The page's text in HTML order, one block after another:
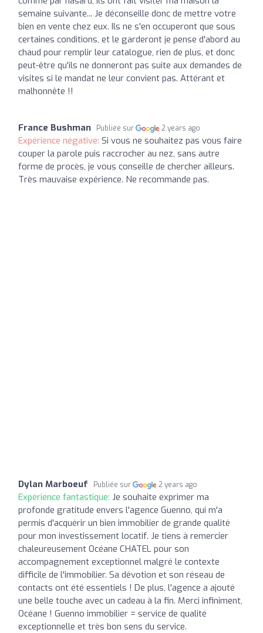
semaine suivante... Je déconseille donc de mettre votre
bien en vente chez eux. Ils ne s'en occuperont que sous
certaines conditions, et le garderont je pense d'abord au
chaud pour remplir leur catalogue, rien de plus, et donc
peut-être qu'ils ne donneront pas suite aux demandes de
visites si le mandat ne leur convient pas. Attérant et
malhonnête !!
France Bushman Publiée sur 2 years ago
Expérience négative: Si vous ne souhaitez pas vous faire
couper la parole puis raccrocher au nez, sans autre
forme de procès, je vous conseille de chercher ailleurs.
Très mauvaise expérience. Ne recommande pas.
Dylan Marboeuf Publiée sur 2 years ago
Expérience fantastique: Je souhaite exprimer ma
profonde gratitude envers l'agence Guenno, qui m'a
permis d'acquérir un bien immobilier de grande qualité
pour mon investissement locatif. Je tiens à remercier
chaleureusement Océane CHATEL pour son
accompagnement exceptionnel malgré le contexte
difficile de l'immobilier. Sa dévotion et son réseau de
contacts ont été essentiels ! De plus, l'agence a ajouté
une belle touche avec un cadeau à la fin. Merci infiniment,
Océane ! Guenno immobilier = service de qualité
exceptionnelle et très bon sens du service.